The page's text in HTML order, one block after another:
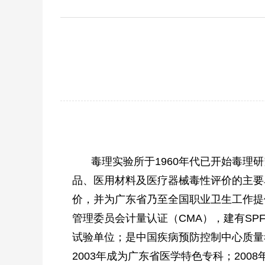
毒理实验所于1960年代已开始毒理
品、医用材料及医疗器械毒性评价的主
价，并为广东省乃至全国职业卫生工作
管理委员会计量认证（CMA），建有
试验单位；是中国疾病预防控制中心质
2003年成为广东省医学特色专科；2008